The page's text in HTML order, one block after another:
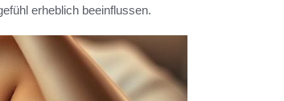
erheblich beeinflussen.